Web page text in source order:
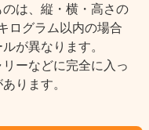
は、縦・横・高さの
ログラム以内の場合
が異なります。
ーなどに完全に入っ
ります。